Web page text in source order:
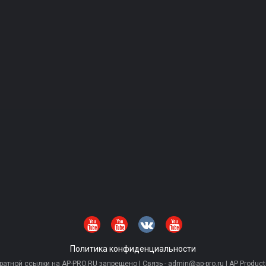
Политика конфиденциальности
ссылки на AP-PRO.RU запрещено | Связь - admin@ap-pro.ru | AP